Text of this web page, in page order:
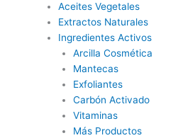
Aceites Vegetales
Extractos Naturales
Ingredientes Activos
Arcilla Cosmética
Mantecas
Exfoliantes
Carbón Activado
Vitaminas
Más Productos